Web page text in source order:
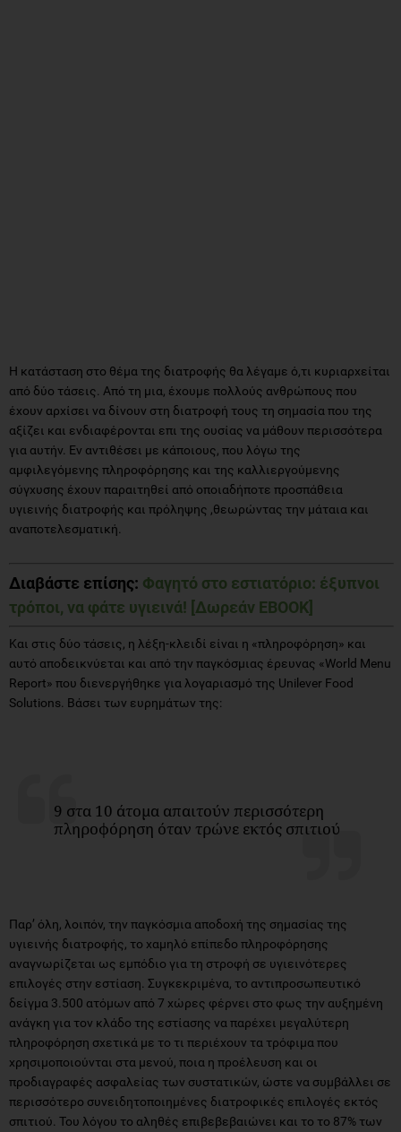
Η κατάσταση στο θέμα της διατροφής θα λέγαμε ό,τι κυριαρχείται
από δύο τάσεις. Από τη μια, έχουμε πολλούς ανθρώπους που
έχουν αρχίσει να δίνουν στη διατροφή τους τη σημασία που της
αξίζει και ενδιαφέρονται επι της ουσίας να μάθουν περισσότερα
για αυτήν. Εν αντιθέσει με κάποιους, που λόγω της
αμφιλεγόμενης πληροφόρησης και της καλλιεργούμενης
σύγχυσης έχουν παραιτηθεί από οποιαδήποτε προσπάθεια
υγιεινής διατροφής και πρόληψης ,θεωρώντας την μάταια και
αναποτελεσματική.
Διαβάστε επίσης: Φαγητό στο εστιατόριο: έξυπνοι
τρόποι, να φάτε υγιεινά! [Δωρεάν EBOOK]
Και στις δύο τάσεις, η λέξη-κλειδί είναι η «πληροφόρηση» και
αυτό αποδεικνύεται και από την παγκόσμιας έρευνας «World Menu
Report» που διενεργήθηκε για λογαριασμό της Unilever Food
Solutions. Βάσει των ευρημάτων της:
9 στα 10 άτομα απαιτούν περισσότερη
πληροφόρηση όταν τρώνε εκτός σπιτιού
Παρ’ όλη, λοιπόν, την παγκόσμια αποδοχή της σημασίας της
υγιεινής διατροφής, το χαμηλό επίπεδο πληροφόρησης
αναγνωρίζεται ως εμπόδιο για τη στροφή σε υγιεινότερες
επιλογές στην εστίαση. Συγκεκριμένα, το αντιπροσωπευτικό
δείγμα 3.500 ατόμων από 7 χώρες φέρνει στο φως την αυξημένη
ανάγκη για τον κλάδο της εστίασης να παρέχει μεγαλύτερη
πληροφόρηση σχετικά με το τι περιέχουν τα τρόφιμα που
χρησιμοποιούνται στα μενού, ποια η προέλευση και οι
προδιαγραφές ασφαλείας των συστατικών, ώστε να συμβάλλει σε
περισσότερο συνειδητοποιημένες διατροφικές επιλογές εκτός
σπιτιού. Του λόγου το αληθές επιβεβεβαιώνει και το το 87% των